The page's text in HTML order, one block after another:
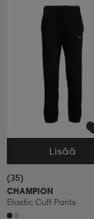
Valitse Koko
Lisää
(35)
CHAMPION
Elastic Cuff Pants